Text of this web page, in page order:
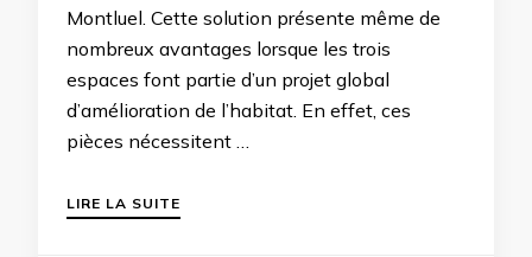
Montluel. Cette solution présente même de
nombreux avantages lorsque les trois
espaces font partie d’un projet global
d’amélioration de l’habitat. En effet, ces
pièces nécessitent …
LIRE LA SUITE